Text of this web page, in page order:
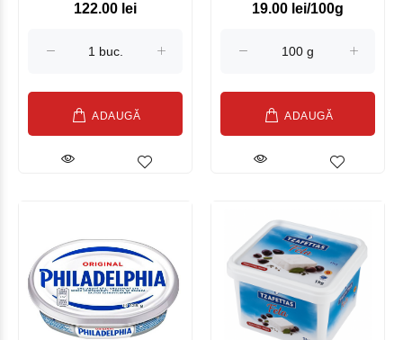
RIANS 2*120g (27161)
122.00 lei
ADAUGĂ
19.00 lei/100g
ADAUGĂ